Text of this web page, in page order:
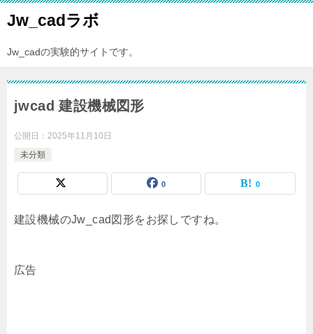
Jw_cadラボ
Jw_cadの実験的サイトです。
jwcad 建設機械図形
公開日： 2025年11月10日
未分類
0 0
建設機械のJw_cad図形をお探しですね。
広告